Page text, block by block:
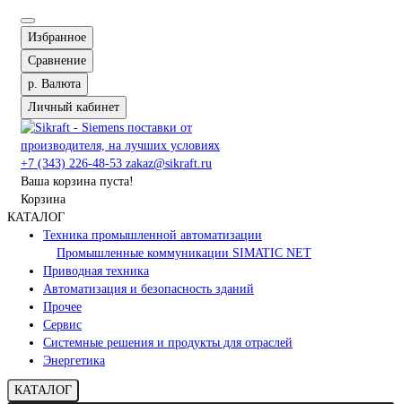
Избранное
Сравнение
р. Валюта
Личный кабинет
+7 (343) 226-48-53 zakaz@sikraft.ru
Ваша корзина пуста!
Корзина
КАТАЛОГ
Техника промышленной автоматизации
Промышленные коммуникации SIMATIC NET
Приводная техника
Автоматизация и безопасность зданий
Прочее
Сервис
Системные решения и продукты для отраслей
Энергетика
КАТАЛОГ